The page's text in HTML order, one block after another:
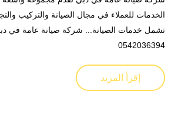
الخدمات للعملاء في مجال الصيانة والتركيب
تشمل خدمات الصيانة... شركة صيانة عامة في
0542036394
إقرأ المزيد